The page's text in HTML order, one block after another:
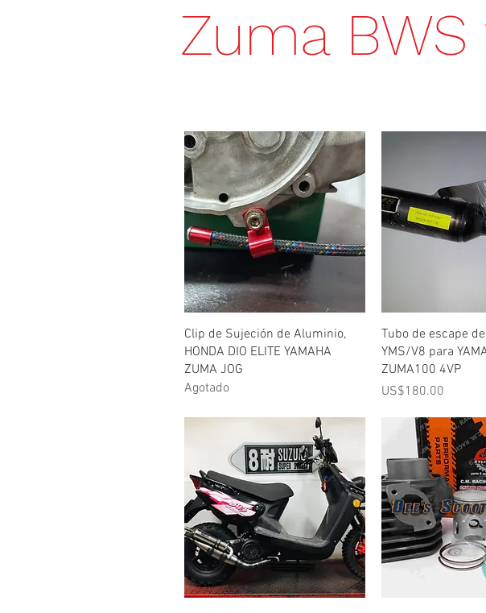
Zuma BWS
Vista rápida
Clip de Sujeción de Aluminio,
HONDA DIO ELITE YAMAHA
ZUMA JOG
Agotado
Vista
Tubo de escape
YMS/V8 para
ZUMA100 4VP
Precio
US$180.00